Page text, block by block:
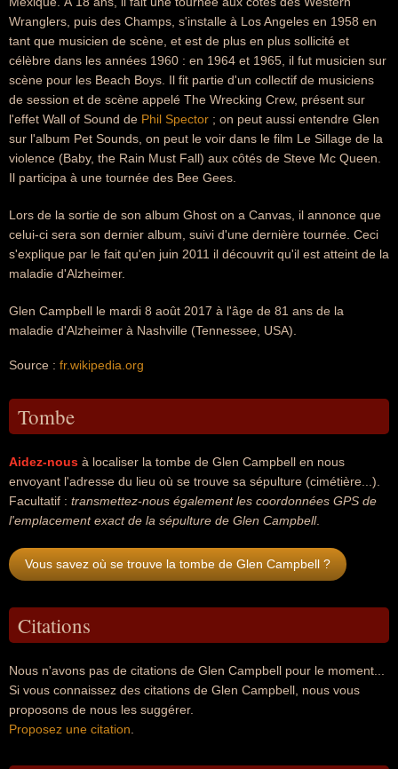
Wranglers, puis des Champs, s'installe à Los Angeles en 1958 en
tant que musicien de scène, et est de plus en plus sollicité et
célèbre dans les années 1960 : en 1964 et 1965, il fut musicien sur
scène pour les Beach Boys. Il fit partie d'un collectif de musiciens
de session et de scène appelé The Wrecking Crew, présent sur
l'effet Wall of Sound de Phil Spector ; on peut aussi entendre Glen
sur l'album Pet Sounds, on peut le voir dans le film Le Sillage de la
violence (Baby, the Rain Must Fall) aux côtés de Steve Mc Queen.
Il participa à une tournée des Bee Gees.
Lors de la sortie de son album Ghost on a Canvas, il annonce que
celui-ci sera son dernier album, suivi d'une dernière tournée. Ceci
s'explique par le fait qu'en juin 2011 il découvrit qu'il est atteint de la
maladie d'Alzheimer.
Glen Campbell le mardi 8 août 2017 à l'âge de 81 ans de la
maladie d'Alzheimer à Nashville (Tennessee, USA).
Source : fr.wikipedia.org
Tombe
Aidez-nous à localiser la tombe de Glen Campbell en nous
envoyant l'adresse du lieu où se trouve sa sépulture (cimétière...).
Facultatif : transmettez-nous également les coordonnées GPS de
l'emplacement exact de la sépulture de Glen Campbell.
Vous savez où se trouve la tombe de Glen Campbell ?
Citations
Nous n'avons pas de citations de Glen Campbell pour le moment...
Si vous connaissez des citations de Glen Campbell, nous vous
proposons de nous les suggérer.
Proposez une citation